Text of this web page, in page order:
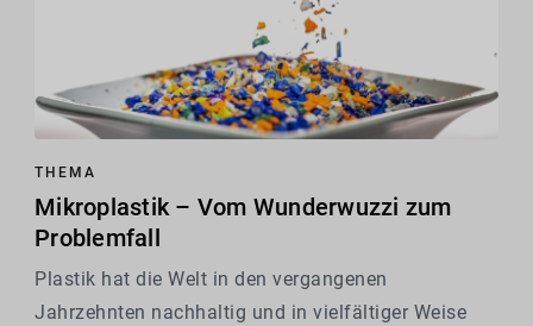
THEMA
Mikroplastik – Vom Wunderwuzzi zum
Problemfall
Plastik hat die Welt in den vergangenen
Jahrzehnten nachhaltig und in vielfältiger Weise